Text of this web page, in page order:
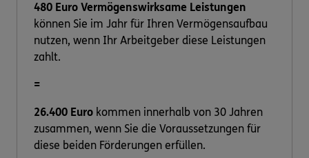
480 Euro Vermögenswirksame Leistungen
können Sie im Jahr für Ihren Vermögensaufbau
nutzen, wenn Ihr Arbeitgeber diese Leistungen
zahlt.
=
26.400 Euro kommen innerhalb von 30 Jahren
zusammen, wenn Sie die Voraussetzungen für
diese beiden Förderungen erfüllen.